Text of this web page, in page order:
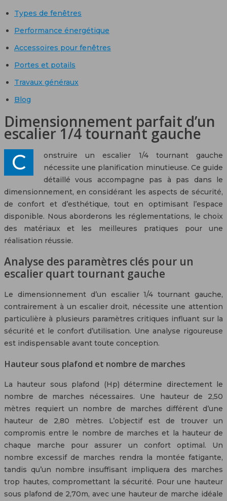
Types de fenêtres
Performance énergétique
Accessoires pour fenêtres
Portes et potails
Travaux généraux
Blog
Dimensionnement parfait d’un
escalier 1/4 tournant gauche
Construire un escalier 1/4 tournant gauche
nécessite une planification minutieuse. Ce guide
détaillé vous accompagne pas à pas dans le
dimensionnement, en considérant les aspects de sécurité,
de confort et d’esthétique, tout en optimisant l’espace
disponible. Nous aborderons les réglementations, le choix
des matériaux et les meilleures pratiques pour une
réalisation réussie.
Analyse des paramètres clés pour un
escalier quart tournant gauche
Le dimensionnement d’un escalier 1/4 tournant gauche,
contrairement à un escalier droit, nécessite une attention
particulière à plusieurs paramètres critiques influant sur la
sécurité et le confort d’utilisation. Une analyse rigoureuse
est indispensable avant toute conception.
Hauteur sous plafond et nombre de marches
La hauteur sous plafond (Hp) détermine directement le
nombre de marches nécessaires. Une hauteur de 2,50
mètres requiert un nombre de marches différent d’une
hauteur de 2,80 mètres. L’objectif est de trouver un
compromis entre le nombre de marches et la hauteur de
chaque marche pour assurer un confort optimal. Un
nombre excessif de marches rendra la montée fatigante,
tandis qu’un nombre insuffisant impliquera des marches
trop hautes, compromettant la sécurité. Pour une hauteur
sous plafond de 2,70m, avec une hauteur de marche idéale